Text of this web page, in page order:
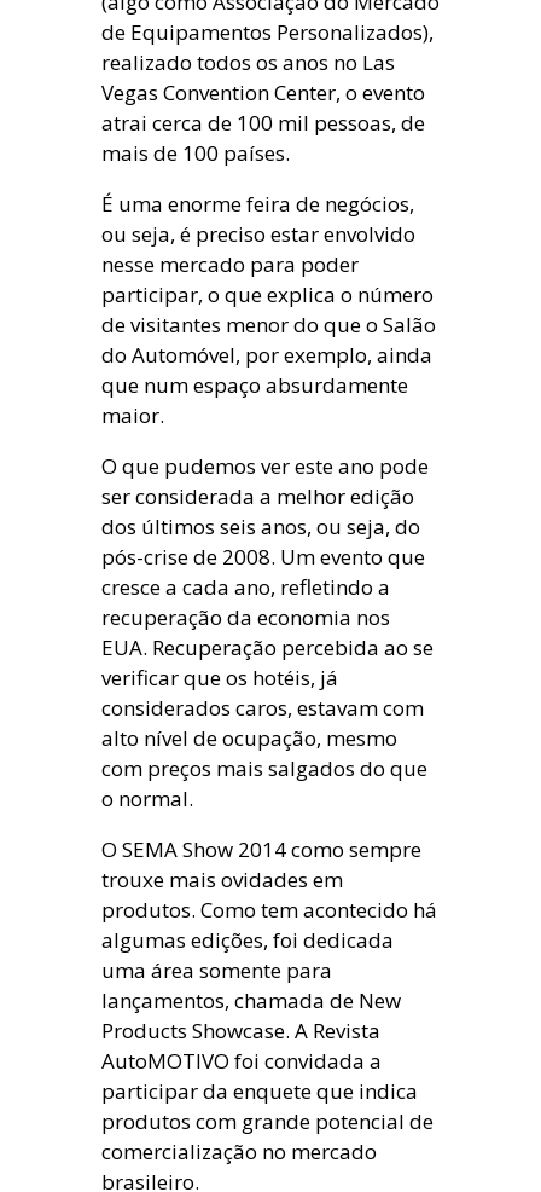
de Equipamentos Personalizados),
realizado todos os anos no Las
Vegas Convention Center, o evento
atrai cerca de 100 mil pessoas, de
mais de 100 países.
É uma enorme feira de negócios,
ou seja, é preciso estar envolvido
nesse mercado para poder
participar, o que explica o número
de visitantes menor do que o Salão
do Automóvel, por exemplo, ainda
que num espaço absurdamente
maior.
O que pudemos ver este ano pode
ser considerada a melhor edição
dos últimos seis anos, ou seja, do
pós-crise de 2008. Um evento que
cresce a cada ano, refletindo a
recuperação da economia nos
EUA. Recuperação percebida ao se
verificar que os hotéis, já
considerados caros, estavam com
alto nível de ocupação, mesmo
com preços mais salgados do que
o normal.
O SEMA Show 2014 como sempre
trouxe mais ovidades em
produtos. Como tem acontecido há
algumas edições, foi dedicada
uma área somente para
lançamentos, chamada de New
Products Showcase. A Revista
AutoMOTIVO foi convidada a
participar da enquete que indica
produtos com grande potencial de
comercialização no mercado
brasileiro.